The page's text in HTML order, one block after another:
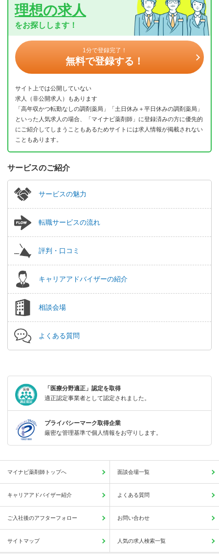
理想の求人
をお探しします！
1分で登録完了！
無料で登録する！
サイト上では公開していない
求人（非公開求人）もあります
「高年収かつ転勤なしの調剤薬局」「土日休み＋平日休みの調剤薬局」
といった人気求人の場合、「マイナビ薬剤師」に登録済みの方に優先的
にご紹介してしまうこともあるためサイトには求人情報が掲載されない
こともあります。
サービスのご紹介
サービスの魅力
転職サービスの流れ
評判・口コミ
キャリアアドバイザーの紹介
相談会場
よくある質問
「医療分野適正」認定を取得
適正認定事業者として認定されました。
プライバシーマーク取得企業
厳密な管理基準で個人情報をお守りします。
マイナビ薬剤師トップへ 面談会場一覧
キャリアアドバイザー紹介 よくある質問
ご入社後のアフターフォロー お問い合わせ
サイトマップ 人気の求人検索一覧